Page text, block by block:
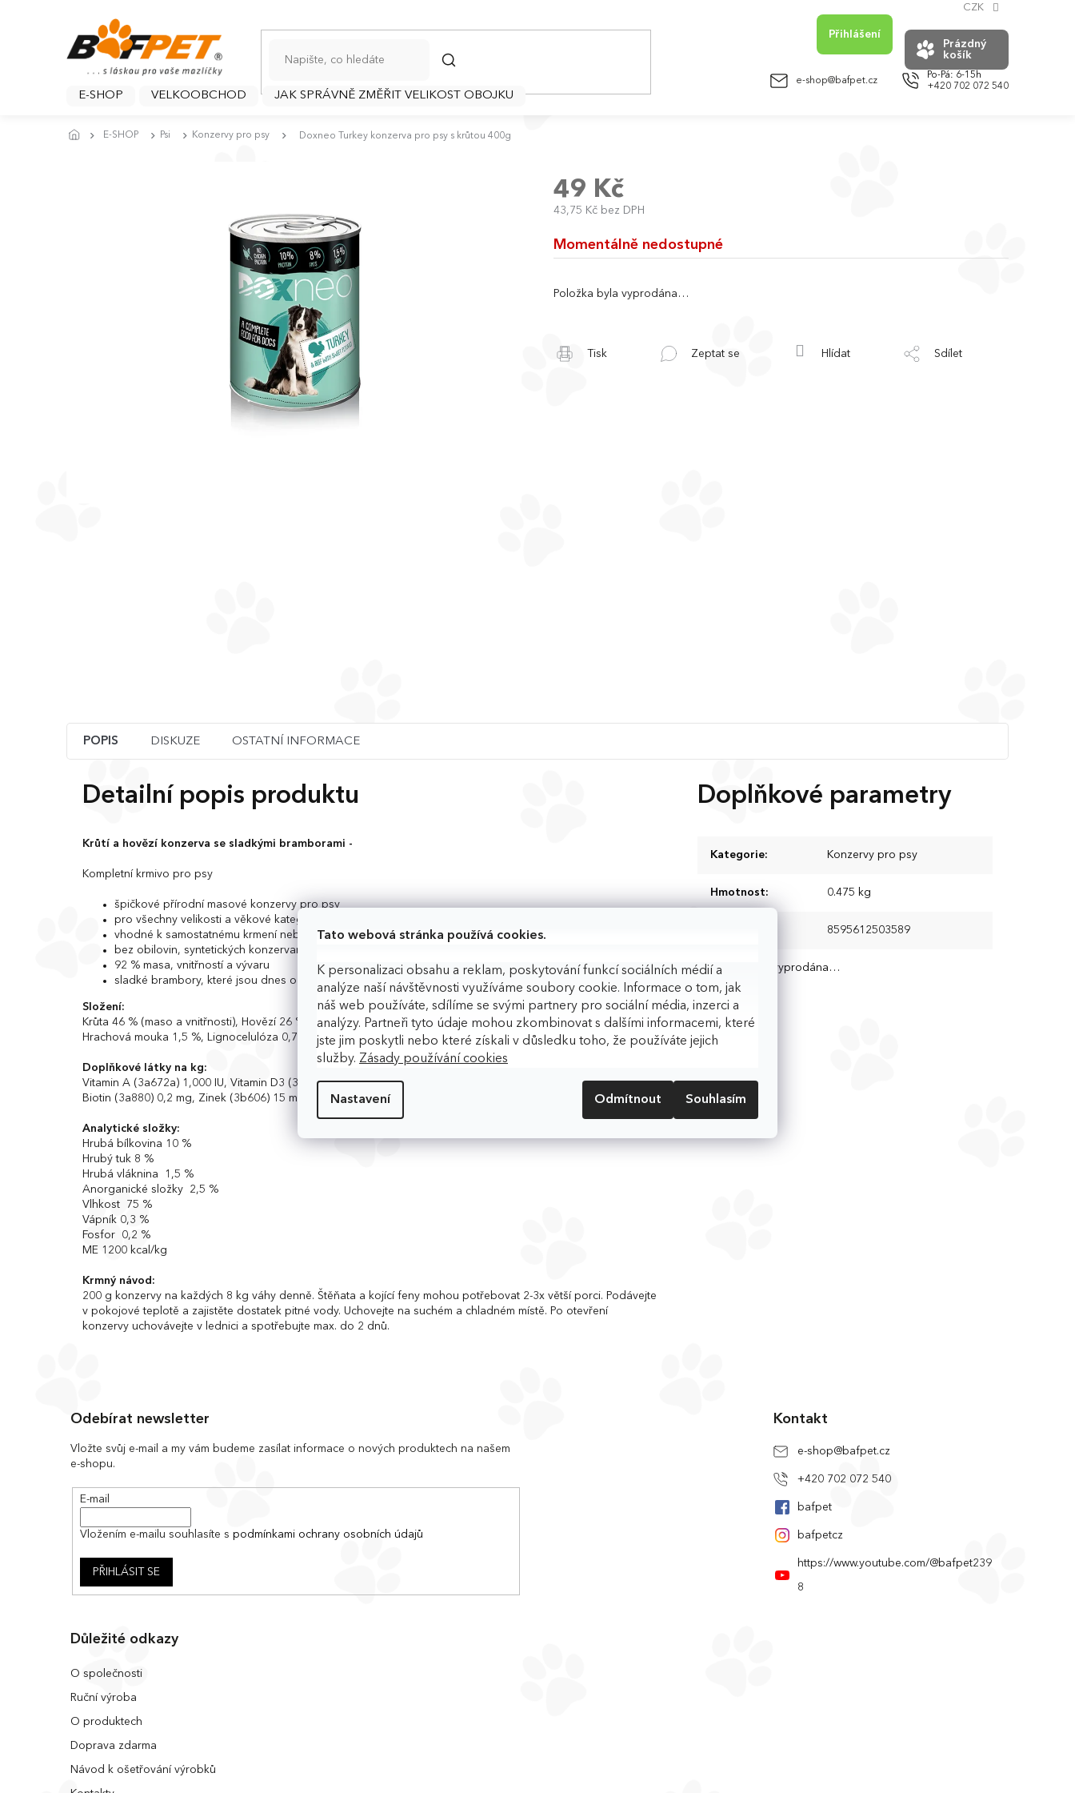
Tato webová stránka používá cookies.
K personalizaci obsahu a reklam, poskytování funkcí sociálních médií a
analýze naší návštěvnosti využíváme soubory cookie. Informace o tom, jak
náš web používáte, sdílíme se svými partnery pro sociální média, inzerci a
analýzy. Partneři tyto údaje mohou zkombinovat s dalšími informacemi, které
jste jim poskytli nebo které získali v důsledku toho, že používáte jejich
služby. Zásady používání cookies
Nastavení Odmítnout Souhlasím
+420 702 072 540
e-shop@bafpet.cz
CZK
Přihlášení
HLEDAT
NÁKUPNÍ
KOŠÍK
Prázdný
košík
E-SHOP VELKOOBCHOD JAK SPRÁVNĚ ZMĚŘIT VELIKOST OBOJKU
E-SHOP Psi Konzervy pro psy Doxneo Turkey konzerva pro psy s krůtou 400g
49 Kč
43,75 Kč bez DPH
Měrná
Momentálně nedostupné
Položka byla vyprodána…
Tisk Zeptat se Hlídat Sdílet
POPIS DISKUZE OSTATNÍ INFORMACE
Detailní popis produktu
Krůtí a hovězí konzerva se sladkými bramborami -
Kompletní krmivo pro psy
špičkové přírodní masové konzervy pro psy
pro všechny velikosti a věkové kategorie psů
vhodné k samostatnému krmení nebo k přidávání ke granulím
bez obilovin, syntetických konzervantů a barviv
92 % masa, vnitřností a vývaru
sladké brambory, které jsou dnes označovány jako superpotravina
Složení:
Krůta 46 % (maso a vnitřnosti), Hovězí 26 % (maso a vnitřnosti), Sladké brambory 4 %, Zelený hrách 2 %,
Hrachová mouka 1,5 %, Lignocelulóza 0,7 %, Sušené oregano 0,5%, Uhličitan vápenatý 0,3 %
Doplňkové látky na kg:
Vitamin A (3a672a) 1,000 IU, Vitamin D3 (3a671) 200 IU, Vitamin E (3a700) 100 mg, Vitamin B1 (3a821) 1,2 mg,
Biotin (3a880) 0,2 mg, Zinek (3b606) 15 mg, Železo (3b106) 12 mg, Mangan (3b504) 2 mg, Jód (3b201) 0,5 mg
Analytické složky:
Hrubá bílkovina 10 %
Hrubý tuk 8 %
Hrubá vláknina 1,5 %
Anorganické složky 2,5 %
Vlhkost 75 %
Vápník 0,3 %
Fosfor 0,2 %
ME 1200 kcal/kg
Krmný návod:
200 g konzervy na každých 8 kg váhy denně. Štěňata a kojící feny mohou potřebovat 2-3x větší porci. Podávejte
v pokojové teplotě a zajistěte dostatek pitné vody. Uchovejte na suchém a chladném místě. Po otevření
konzervy uchovávejte v lednici a spotřebujte max. do 2 dnů.
Doplňkové parametry
Kategorie: Konzervy pro psy
Hmotnost: 0.475 kg
8595612503589
Položka byla vyprodána…
Odebírat newsletter
Vložte svůj e-mail a my vám budeme zasílat informace o nových produktech na našem
e-shopu.
E-mail
Vložením e-mailu souhlasíte s podmínkami ochrany osobních údajů
PŘIHLÁSIT SE
Kontakt
e-shop@bafpet.cz
+420 702 072 540
bafpet
bafpetcz
https://www.youtube.com/@bafpet239
8
Důležité odkazy
O společnosti
Ruční výroba
O produktech
Doprava zdarma
Návod k ošetřování výrobků